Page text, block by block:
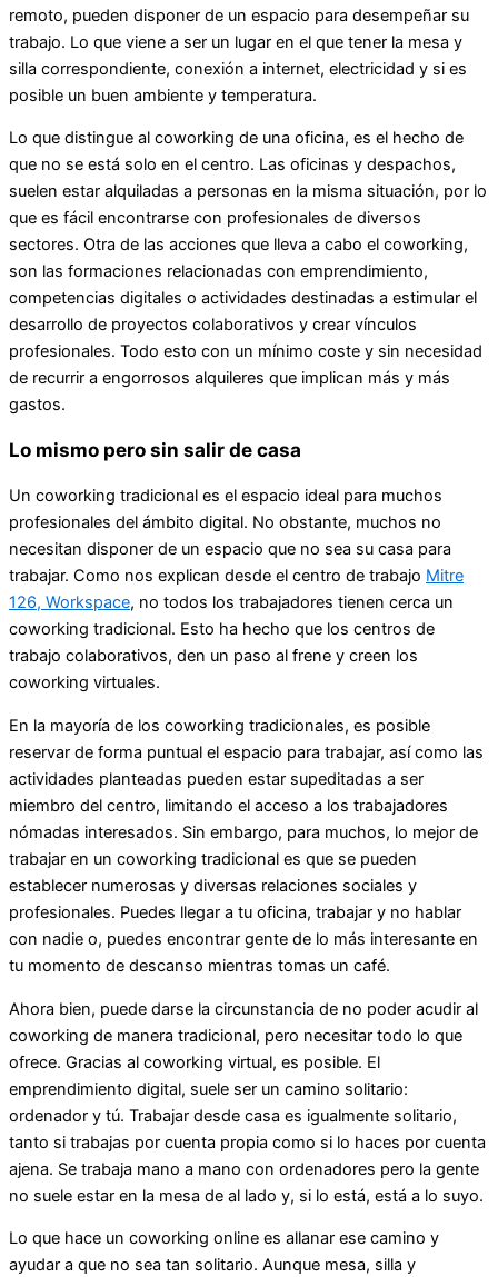
remoto, pueden disponer de un espacio para desempeñar su
trabajo. Lo que viene a ser un lugar en el que tener la mesa y
silla correspondiente, conexión a internet, electricidad y si es
posible un buen ambiente y temperatura.
Lo que distingue al coworking de una oficina, es el hecho de
que no se está solo en el centro. Las oficinas y despachos,
suelen estar alquiladas a personas en la misma situación, por lo
que es fácil encontrarse con profesionales de diversos
sectores. Otra de las acciones que lleva a cabo el coworking,
son las formaciones relacionadas con emprendimiento,
competencias digitales o actividades destinadas a estimular el
desarrollo de proyectos colaborativos y crear vínculos
profesionales. Todo esto con un mínimo coste y sin necesidad
de recurrir a engorrosos alquileres que implican más y más
gastos.
Lo mismo pero sin salir de casa
Un coworking tradicional es el espacio ideal para muchos
profesionales del ámbito digital. No obstante, muchos no
necesitan disponer de un espacio que no sea su casa para
trabajar. Como nos explican desde el centro de trabajo Mitre
126, Workspace, no todos los trabajadores tienen cerca un
coworking tradicional. Esto ha hecho que los centros de
trabajo colaborativos, den un paso al frene y creen los
coworking virtuales.
En la mayoría de los coworking tradicionales, es posible
reservar de forma puntual el espacio para trabajar, así como las
actividades planteadas pueden estar supeditadas a ser
miembro del centro, limitando el acceso a los trabajadores
nómadas interesados. Sin embargo, para muchos, lo mejor de
trabajar en un coworking tradicional es que se pueden
establecer numerosas y diversas relaciones sociales y
profesionales. Puedes llegar a tu oficina, trabajar y no hablar
con nadie o, puedes encontrar gente de lo más interesante en
tu momento de descanso mientras tomas un café.
Ahora bien, puede darse la circunstancia de no poder acudir al
coworking de manera tradicional, pero necesitar todo lo que
ofrece. Gracias al coworking virtual, es posible. El
emprendimiento digital, suele ser un camino solitario:
ordenador y tú. Trabajar desde casa es igualmente solitario,
tanto si trabajas por cuenta propia como si lo haces por cuenta
ajena. Se trabaja mano a mano con ordenadores pero la gente
no suele estar en la mesa de al lado y, si lo está, está a lo suyo.
Lo que hace un coworking online es allanar ese camino y
ayudar a que no sea tan solitario. Aunque mesa, silla y